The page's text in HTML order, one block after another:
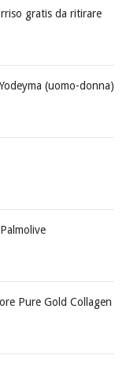
gratis da ritirare
(uomo-donna)
Pure Gold Collagen